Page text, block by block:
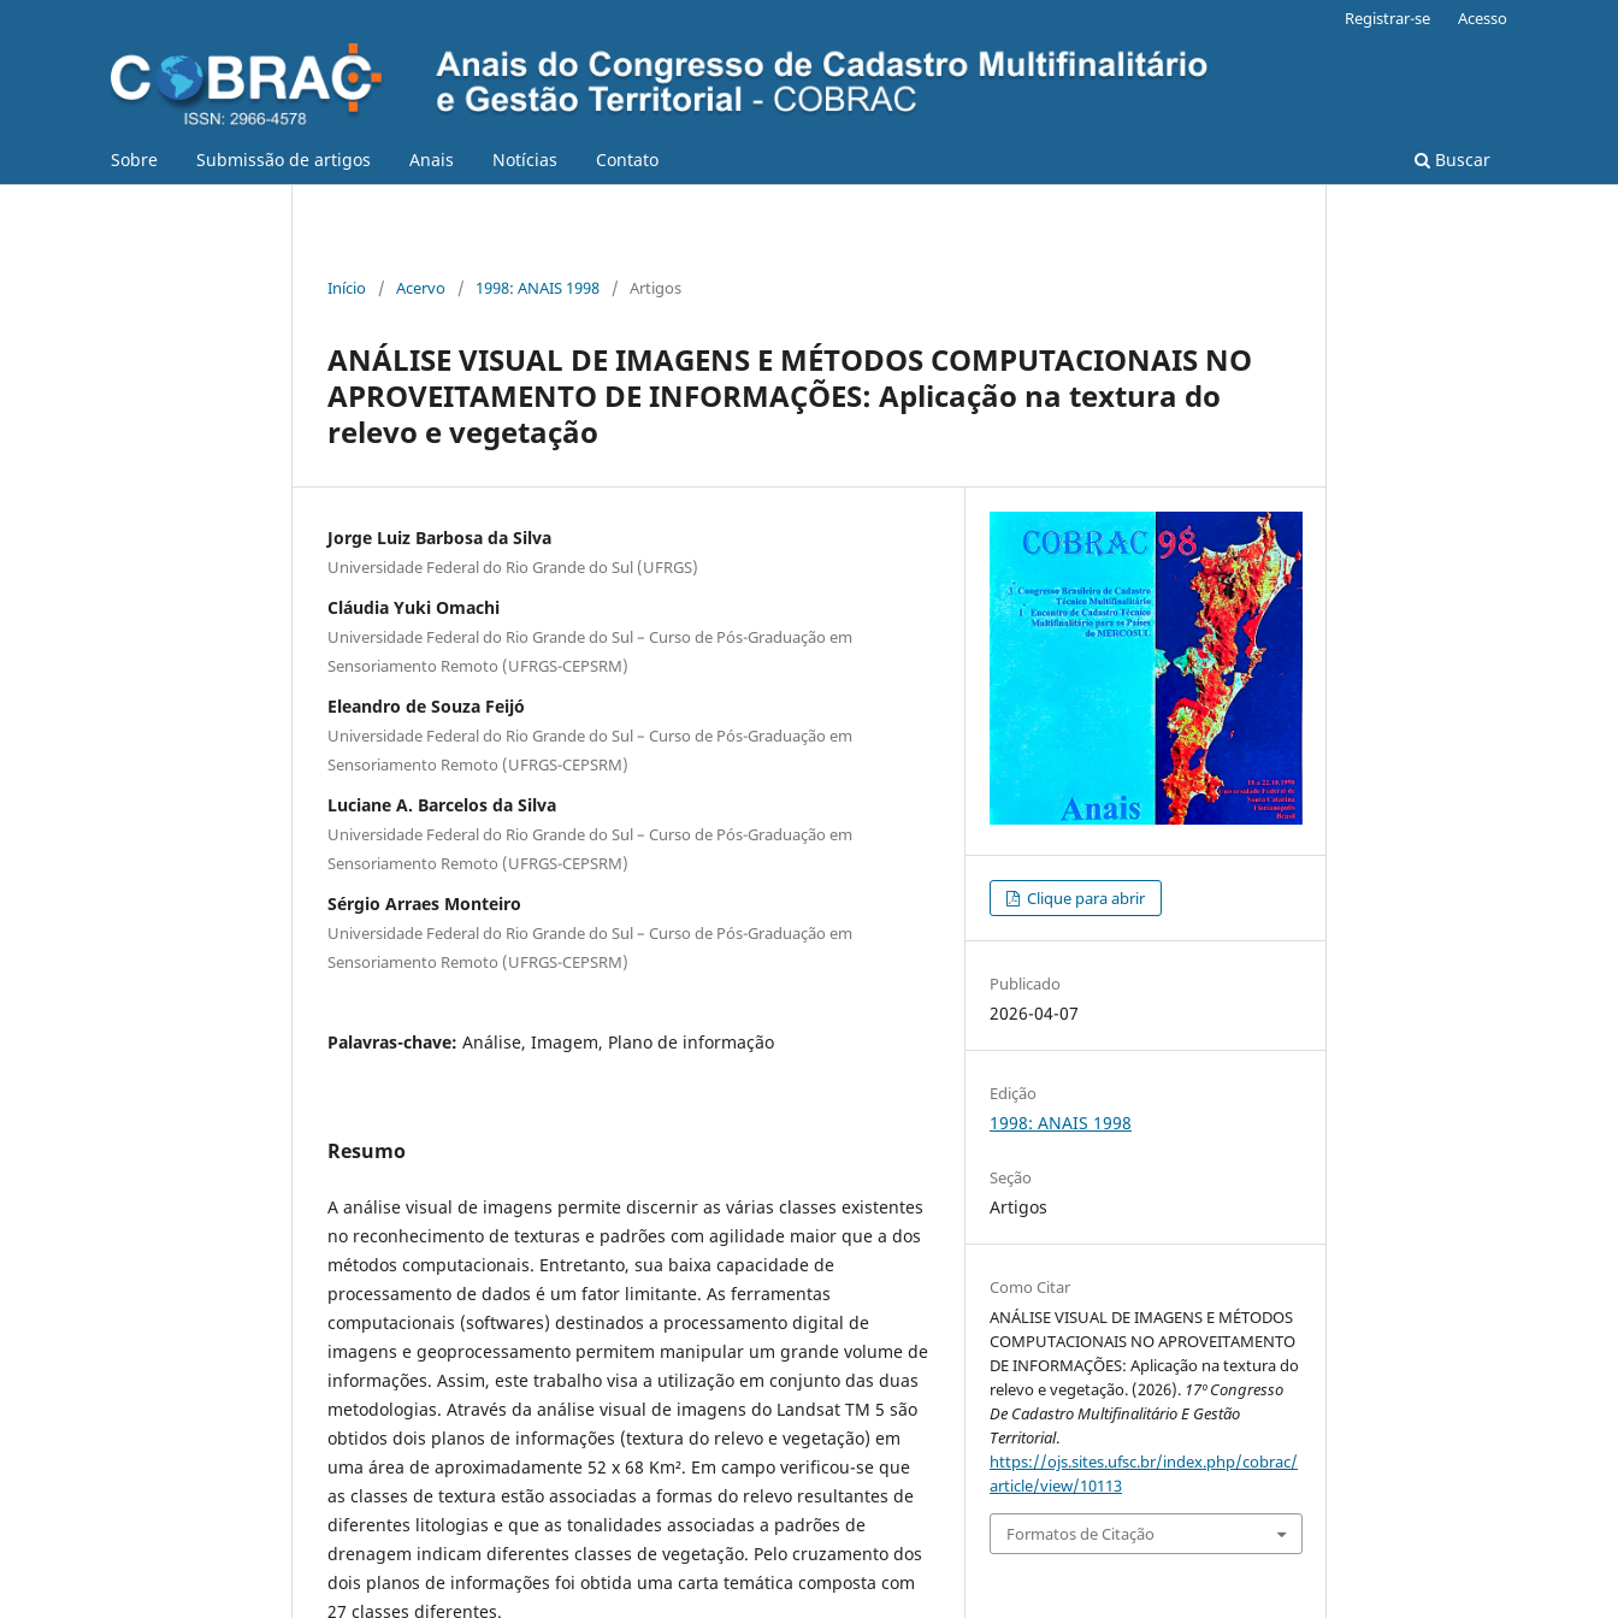
Sobre Submissão de artigos Anais Notícias Contato Buscar
Registrar-se Acesso
Início / Acervo / 1998: ANAIS 1998 / Artigos
ANÁLISE VISUAL DE IMAGENS E MÉTODOS COMPUTACIONAIS NO
APROVEITAMENTO DE INFORMAÇÕES: Aplicação na textura do
relevo e vegetação
Jorge Luiz Barbosa da Silva
Universidade Federal do Rio Grande do Sul (UFRGS)
Cláudia Yuki Omachi
Universidade Federal do Rio Grande do Sul – Curso de Pós-Graduação em
Sensoriamento Remoto (UFRGS-CEPSRM)
Eleandro de Souza Feijó
Universidade Federal do Rio Grande do Sul – Curso de Pós-Graduação em
Sensoriamento Remoto (UFRGS-CEPSRM)
Luciane A. Barcelos da Silva
Universidade Federal do Rio Grande do Sul – Curso de Pós-Graduação em
Sensoriamento Remoto (UFRGS-CEPSRM)
Sérgio Arraes Monteiro
Universidade Federal do Rio Grande do Sul – Curso de Pós-Graduação em
Sensoriamento Remoto (UFRGS-CEPSRM)
Palavras-chave: Análise, Imagem, Plano de informação
Resumo
A análise visual de imagens permite discernir as várias classes existentes
no reconhecimento de texturas e padrões com agilidade maior que a dos
métodos computacionais. Entretanto, sua baixa capacidade de
processamento de dados é um fator limitante. As ferramentas
computacionais (softwares) destinados a processamento digital de
imagens e geoprocessamento permitem manipular um grande volume de
informações. Assim, este trabalho visa a utilização em conjunto das duas
metodologias. Através da análise visual de imagens do Landsat TM 5 são
obtidos dois planos de informações (textura do relevo e vegetação) em
uma área de aproximadamente 52 x 68 Km². Em campo verificou-se que
as classes de textura estão associadas a formas do relevo resultantes de
diferentes litologias e que as tonalidades associadas a padrões de
drenagem indicam diferentes classes de vegetação. Pelo cruzamento dos
dois planos de informações foi obtida uma carta temática composta com
27 classes diferentes.
Clique para abrir
Publicado
2026-04-07
Edição
1998: ANAIS 1998
Seção
Artigos
Como Citar
ANÁLISE VISUAL DE IMAGENS E MÉTODOS
COMPUTACIONAIS NO APROVEITAMENTO
DE INFORMAÇÕES: Aplicação na textura do
relevo e vegetação. (2026). 17º Congresso
De Cadastro Multifinalitário E Gestão
Territorial.
https://ojs.sites.ufsc.br/index.php/cobrac/
article/view/10113
Formatos de Citação